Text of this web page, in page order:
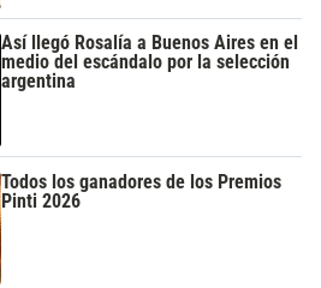
Así llegó Rosalía a Buenos Aires en el
medio del escándalo por la selección
argentina
Todos los ganadores de los Premios
Pinti 2026